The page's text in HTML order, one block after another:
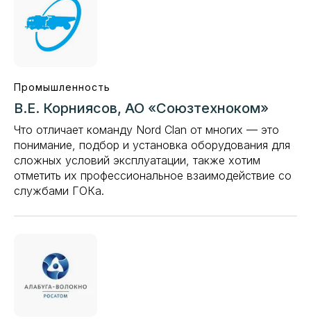
Промышленность
В.Е. Корниясов, АО «Союзтехноком»
Что отличает команду Nord Clan от многих — это
понимание, подбор и установка оборудования для
сложных условий эксплуатации, также хотим
отметить их профессиональное взаимодействие со
службами ГОКа.